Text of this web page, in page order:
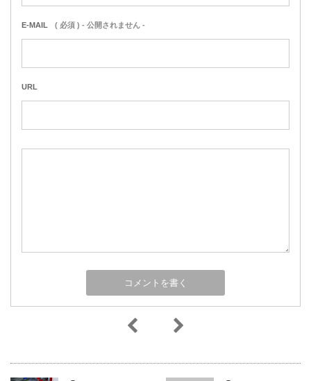
E-MAIL ( 必須 ) - 公開されません -
URL